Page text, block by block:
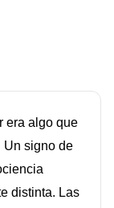
era algo que
Un signo de
distinta. Las